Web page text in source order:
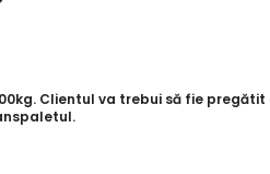
Clientul va trebui să fie